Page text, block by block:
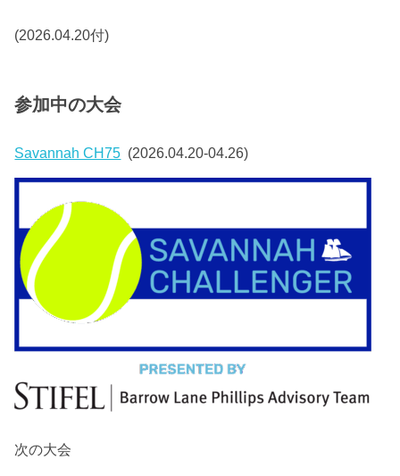
(2026.04.20付)
参加中の大会
Savannah CH75 (2026.04.20-04.26)
次の大会